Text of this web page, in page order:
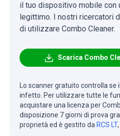
il tuo dispositivo mobile con
legittimo. I nostri ricercatori
di utilizzare Combo Cleaner.
Scarica Combo
Lo scanner gratuito controlla se
infetto. Per utilizzare tutte le
acquistare una licenza per
disposizione 7 giorni di prova
proprietà ed è gestito da RCS LT